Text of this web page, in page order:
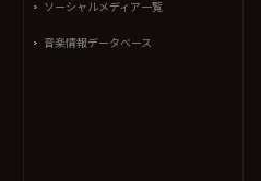
ソーシャルメディア一覧
音楽情報データベース